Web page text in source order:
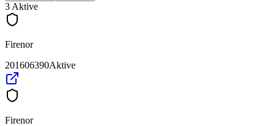
3 Aktive
Firenor
201606390Aktive
Firenor